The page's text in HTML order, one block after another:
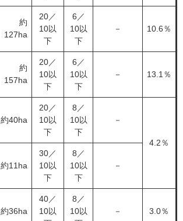
約
127ha
20／
10以
下
6／
10以
下
－ 10.6％
約
157ha
20／
10以
下
6／
10以
下
－ 13.1％
約40ha
20／
10以
下
8／
10以
下
－
4.2％
約11ha
30／
10以
下
8／
10以
下
－
約36ha
40／
10以
8／
10以
－ 3.0％